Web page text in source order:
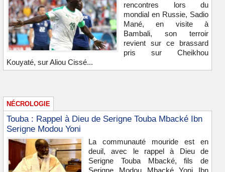
rencontres lors du
mondial en Russie, Sadio
Mané, en visite à
Bambali, son terroir
revient sur ce brassard
pris sur Cheikhou
Kouyaté, sur Aliou Cissé...
NÉCROLOGIE
Touba : Rappel à Dieu de Serigne Touba Mbacké Ibn
Serigne Modou Yoni
La communauté mouride est en
deuil, avec le rappel à Dieu de
Serigne Touba Mbacké, fils de
Serigne Modou Mbacké Yoni Ibn